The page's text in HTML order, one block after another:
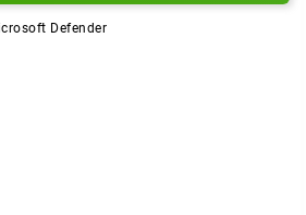
Defender